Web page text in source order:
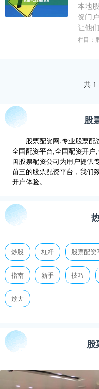
本地
资门
让他
资者
栏目：
共 1
股
股票配资网,专业股票配
全国配资平台,全国配资开
国股票配资公司为用户提供
前三的股票配资平台，我们
开户体验。
炒股 杠杆 股票配资
指南 新手 技巧
放大
股